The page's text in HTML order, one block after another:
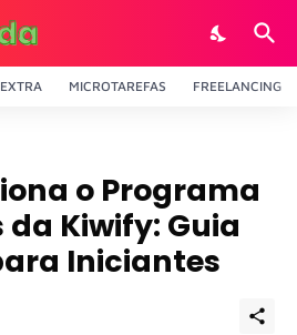
MICROTAREFAS FREELANCING
o Programa
Kiwify: Guia
Iniciantes